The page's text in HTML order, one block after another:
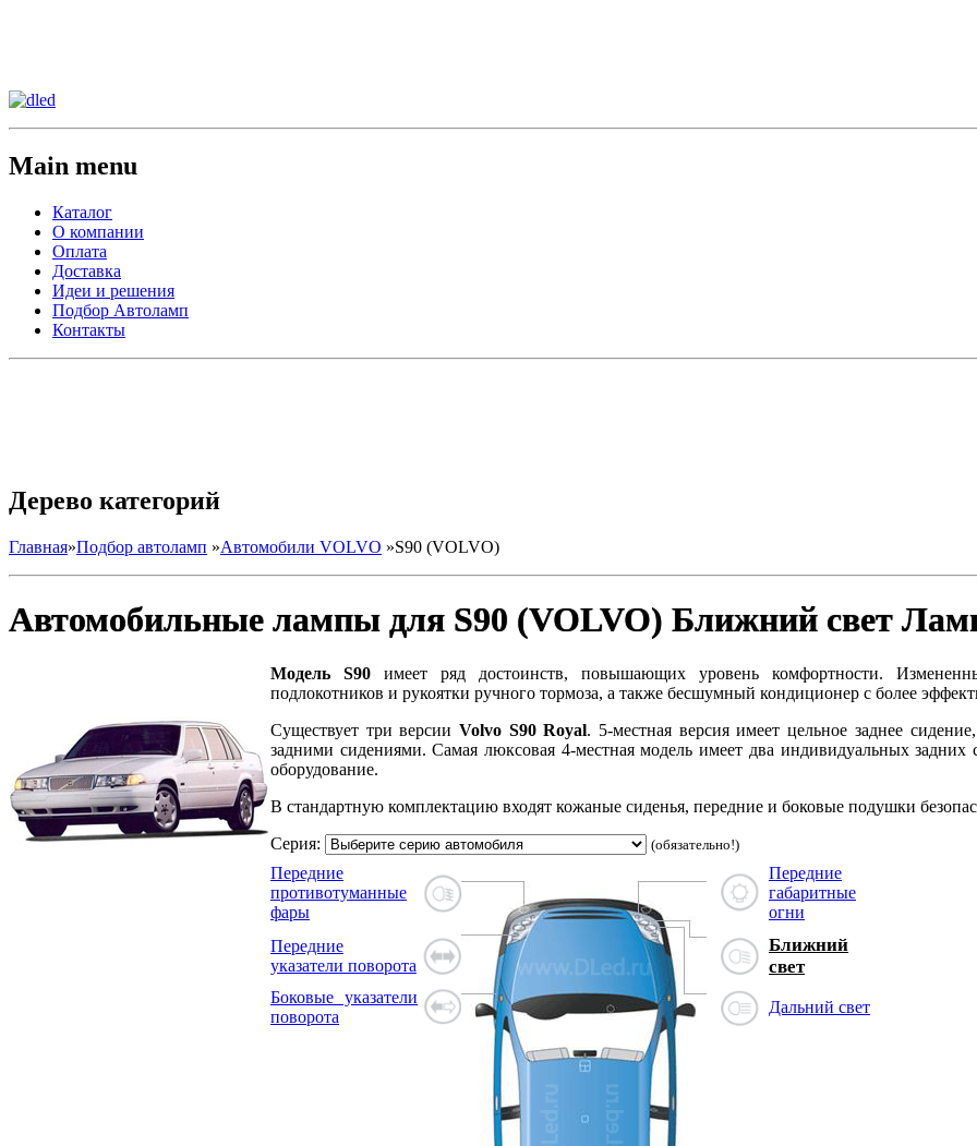
Main menu
Каталог
О компании
Оплата
Доставка
Идеи и решения
Подбор Автоламп
Контакты
Дерево категорий
Главная»Подбор автоламп »Автомобили VOLVO »S90 (VOLVO)
Автомобильные лампы для S90 (VOLVO) Ближний свет
Модель S90 имеет ряд достоинств, повышающих уровень комфортности.
подлокотников и рукоятки ручного тормоза, а также бесшумный кондиционер с более
Существует три версииVolvo S90 Royal. 5-местная версия имеет цельное заднее
задними сидениями. Самая люксовая 4-местная модель имеет два индивидуальных
оборудование.
В стандартную комплектацию входят кожаные сиденья, передние и боковые подушки
Серия:
(обязательно!)
Передние
противотуманные
фары
Передние
габаритные
огни
Передние
указатели поворота
Ближний
свет
Боковые указатели
поворота
Дальний свет